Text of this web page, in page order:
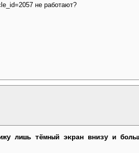
не работают?
лишь тёмный экран внизу и